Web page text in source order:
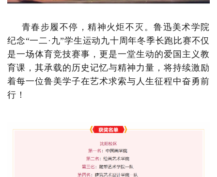
青春步履不停，精神火炬不灭。鲁迅美术学院
纪念“一二·九”学生运动九十周年冬季长跑比赛不仅
是一场体育竞技赛事，更是一堂生动的爱国主义教
育课，其承载的历史记忆与精神力量，将持续激励
着每一位鲁美学子在艺术求索与人生征程中奋勇前
行！